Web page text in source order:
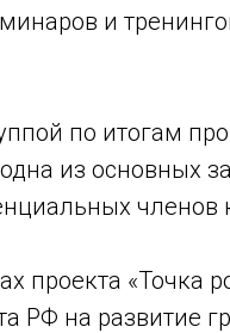
и
по итогам
из основных
членов
проекта «Точка
РФ на развитие